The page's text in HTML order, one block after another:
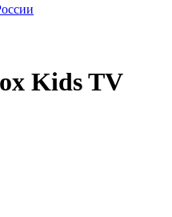
Kids TV